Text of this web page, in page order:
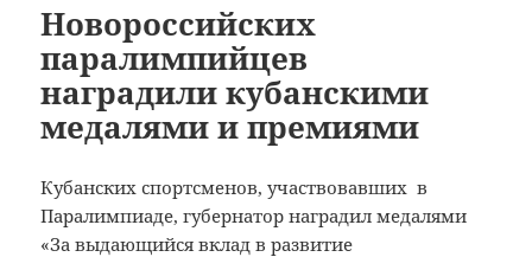
Новороссийских
паралимпийцев
наградили кубанскими
медалями и премиями
Кубанских спортсменов, участвовавших в
Паралимпиаде, губернатор наградил медалями
«За выдающийся вклад в развитие